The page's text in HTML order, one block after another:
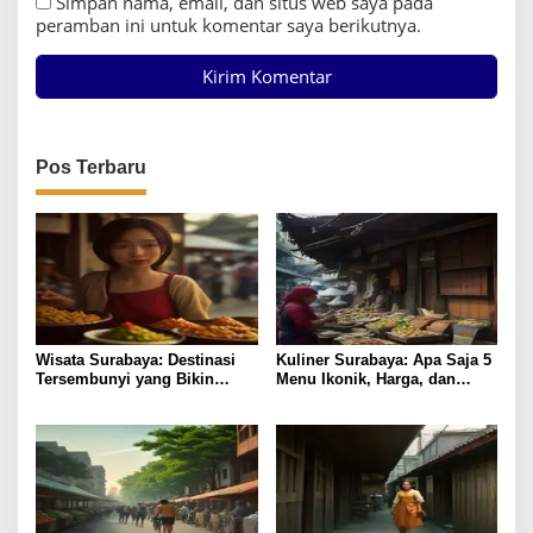
peramban ini untuk komentar saya berikutnya.
Pos Terbaru
Wisata Surabaya: Destinasi
Tersembunyi yang Bikin
Kuliner Surabaya: Apa Saja 5
Menu Ikonik, Harga, dan